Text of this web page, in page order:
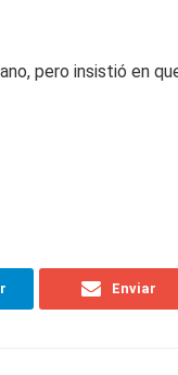
pero insistió en
Enviar